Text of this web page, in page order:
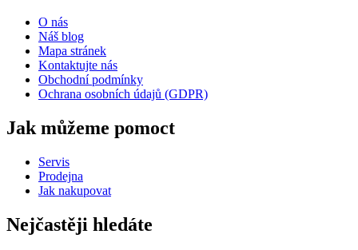
O nás
Náš blog
Mapa stránek
Kontaktujte nás
Obchodní podmínky
Ochrana osobních údajů (GDPR)
Jak můžeme pomoct
Servis
Prodejna
Jak nakupovat
Nejčastěji hledáte